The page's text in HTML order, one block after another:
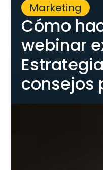
Marketing
Cómo
webinar
consejos